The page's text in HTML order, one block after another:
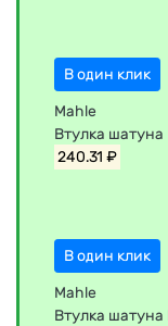
В один клик
Mahle
Втулка шатуна
240.31 ₽
В один клик
Mahle
Втулка шатуна